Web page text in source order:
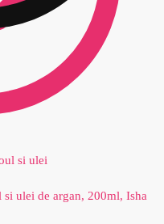
si ulei de argan, 200ml, Isha